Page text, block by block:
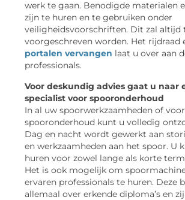
werk te gaan. Benodigde materialen
zijn te huren en te gebruiken onder
veiligheidsvoorschriften. Dit zal altijd
voorgeschreven worden. Het rijdraad
portalen vervangen laat u over aan
professionals.
Voor deskundig advies gaat u naar
specialist voor spooronderhoud
In al uw spoorwerkzaamheden of
spooronderhoud kunt u volledig
Dag en nacht wordt gewerkt aan
en werkzaamheden aan het spoor. U
huren voor zowel lange als korte
Het is ook mogelijk om
ervaren professionals te huren. Deze
allemaal over erkende diploma’s en